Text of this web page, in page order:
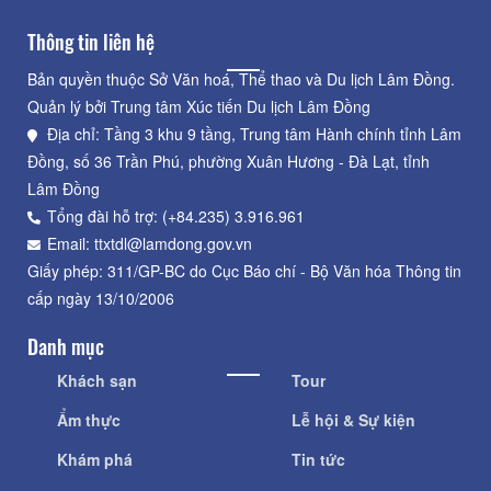
Thông tin liên hệ
Bản quyền thuộc Sở Văn hoá, Thể thao và Du lịch Lâm Đồng.
Quản lý bởi Trung tâm Xúc tiến Du lịch Lâm Đồng
Địa chỉ: Tầng 3 khu 9 tầng, Trung tâm Hành chính tỉnh Lâm
Đồng, số 36 Trần Phú, phường Xuân Hương - Đà Lạt, tỉnh
Lâm Đồng
Tổng đài hỗ trợ: (+84.235) 3.916.961
Email: ttxtdl@lamdong.gov.vn
Giấy phép: 311/GP-BC do Cục Báo chí - Bộ Văn hóa Thông tin
cấp ngày 13/10/2006
Danh mục
Khách sạn
Ẩm thực
Khám phá
Tour
Lễ hội & Sự kiện
Tin tức